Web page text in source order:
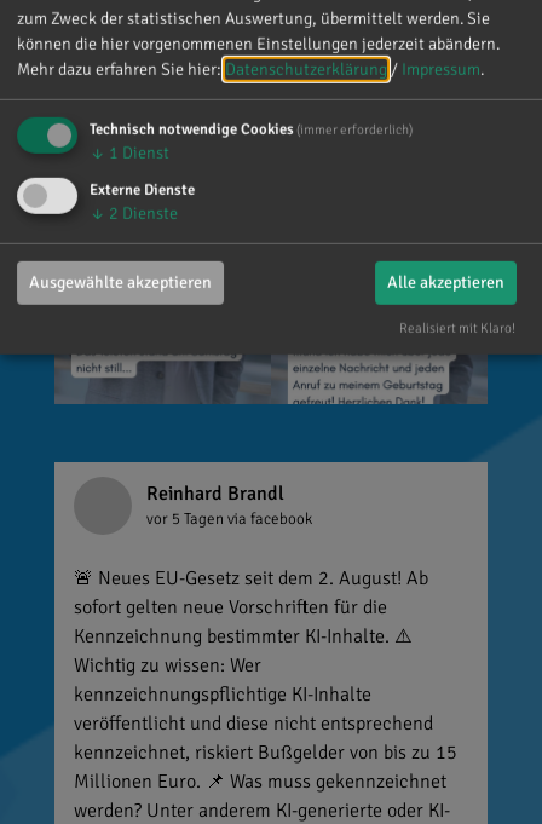
Glückwünsche, Nachrichten, Anrufe und die
vielen lieben Worte. Ich habe mich wirklich
über jede einzelne Aufmerksamkeit gefreut. Es
ist alles andere als selbstverständlich, dass sich
so viele Menschen die Zeit nehmen, an einen zu
denken. Umso mehr weiß ich das zu schätzen.
Reinhard Brandl
vor 5 Tagen via facebook
🚨 Neues EU-Gesetz seit dem 2. August! Ab
sofort gelten neue Vorschriften für die
Kennzeichnung bestimmter KI-Inhalte. ⚠️
Wichtig zu wissen: Wer
kennzeichnungspflichtige KI-Inhalte
veröffentlicht und diese nicht entsprechend
kennzeichnet, riskiert Bußgelder von bis zu 15
Millionen Euro. 📌 Was muss gekennzeichnet
werden? Unter anderem KI-generierte oder KI-
zum Zweck der statistischen Auswertung, übermittelt werden. Sie
können die hier vorgenommenen Einstellungen jederzeit abändern.
Mehr dazu erfahren Sie hier: Datenschutzerklärung / Impressum.
Technisch notwendige Cookies (immer erforderlich)
↓ 1 Dienst
Externe Dienste
↓ 2 Dienste
Ausgewählte akzeptieren Alle akzeptieren
Realisiert mit Klaro!